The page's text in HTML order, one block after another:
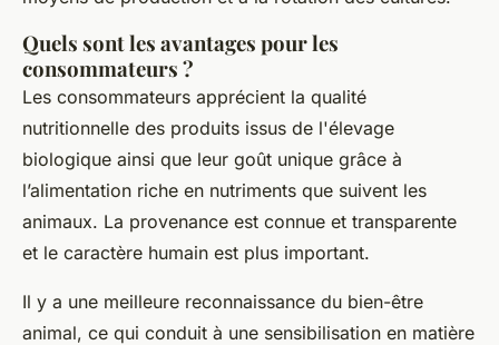
Quels sont les avantages pour les
consommateurs ?
Les consommateurs apprécient la qualité
nutritionnelle des produits issus de l'élevage
biologique ainsi que leur goût unique grâce à
l’alimentation riche en nutriments que suivent les
animaux. La provenance est connue et transparente
et le caractère humain est plus important.
Il y a une meilleure reconnaissance du bien-être
animal, ce qui conduit à une sensibilisation en matière